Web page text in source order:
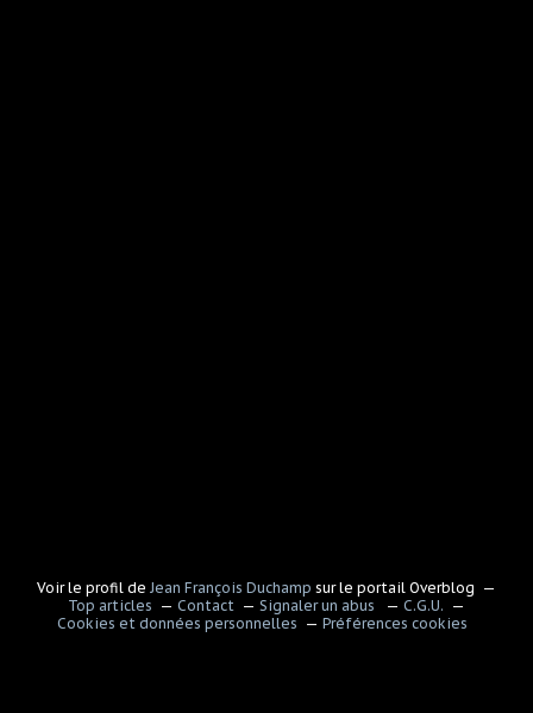
Voir le profil de Jean François Duchamp sur le portail Overblog
Top articles
Contact Signaler un abus
C.G.U.
Cookies et données personnelles
Préférences cookies